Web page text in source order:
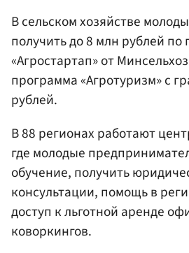
В сельском хозяйстве
получить до 8 млн рублей по
«Агростартап» от
программа «Агротуризм» с
рублей.
В 88 регионах работают
где молодые
обучение, получить
консультации, помощь в
доступ к льготной аренде
коворкингов.